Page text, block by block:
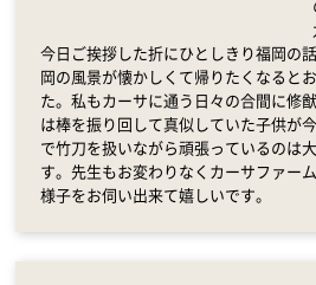
今日ご挨拶した折にひとしきり福岡の
岡の風景が懐かしくて帰りたくなると
た。私もカーサに通う日々の合間に修
は棒を振り回して真似していた子供が
で竹刀を扱いながら頑張っているのは
す。先生もお変わりなくカーサファー
様子をお伺い出来て嬉しいです。